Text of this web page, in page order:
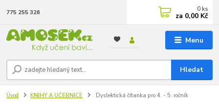
Menu
Hledat
775 255 326 0 ks
za 0,00 Kč
Úvod KNIHY A UČEBNICE Dyslektická čítanka pro 4. - 5. ročník